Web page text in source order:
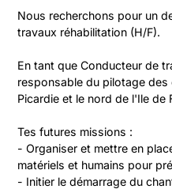
Nous recherchons pour un
travaux réhabilitation (H/F).
En tant que Conducteur de
responsable du pilotage
Picardie et le nord de l'Ile de
Tes futures missions :
- Organiser et mettre en
matériels et humains pour
- Initier le démarrage du